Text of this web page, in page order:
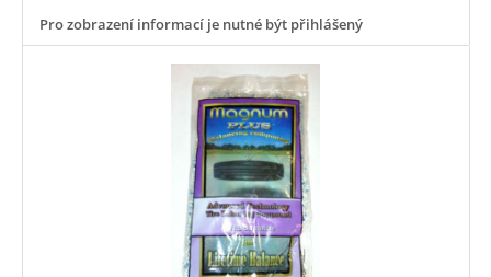
Pro zobrazení informací je nutné být přihlášený